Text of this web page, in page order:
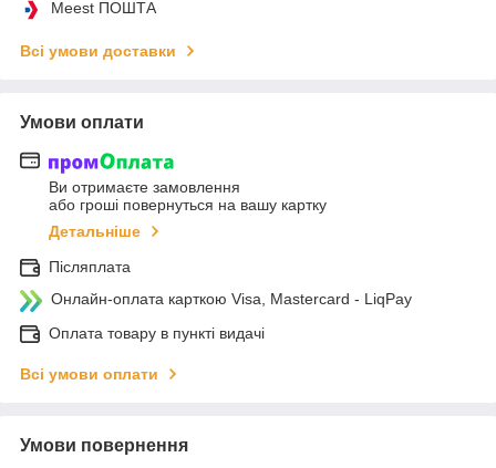
Meest ПОШТА
Всі умови доставки
Умови оплати
Ви отримаєте замовлення
або гроші повернуться на вашу картку
Детальніше
Післяплата
Онлайн-оплата карткою Visa, Mastercard - LiqPay
Оплата товару в пункті видачі
Всі умови оплати
Умови повернення